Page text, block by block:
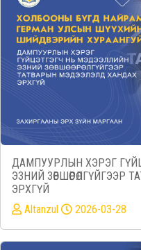
ДАМПУУРЛЫН ХЭРЭГ
ЭЗНИЙ
ЭРХГҮЙ
Altanzul
2026-03-28